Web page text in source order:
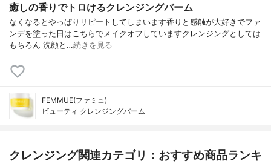
癒しの香りでトロけるクレンジングバーム
なくなるとやっぱりリピートしてしまいます香りと感触が大好きでファ
ンデを塗った日はこちらでメイクオフしていますクレンジングとしては
もちろん 洗顔と…続きを見る
FEMMUE(ファミュ)
ビューティ クレンジングバーム
クレンジング関連カテゴリ：おすすめ商品ランキ